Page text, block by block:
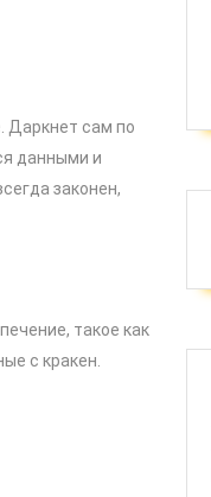
Даркнет сам по
данными и
законен,
такое как
с кракен.